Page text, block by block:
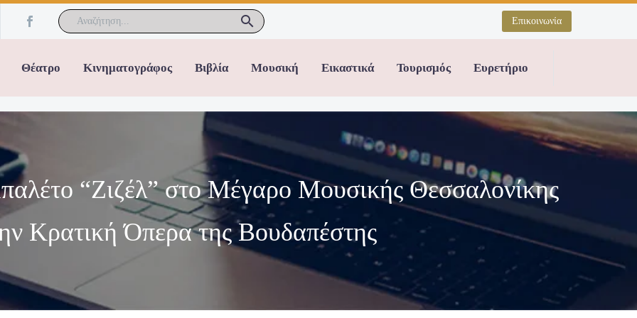
Επικοινωνία
Θέατρο Κινηματογράφος Βιβλία Μουσική Εικαστικά Τουρισμός Ευρετήριο
“Ζιζέλ” στο Μέγαρο Μουσικής Θεσσαλονίκης
Κρατική Όπερα της Βουδαπέστης